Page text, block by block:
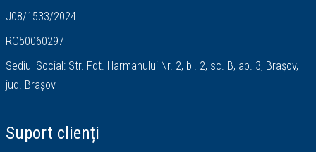
J08/1533/2024
RO50060297
Sediul Social: Str. Fdt. Harmanului Nr. 2, bl. 2, sc. B, ap. 3, Brașov,
jud. Brașov
Suport clienți